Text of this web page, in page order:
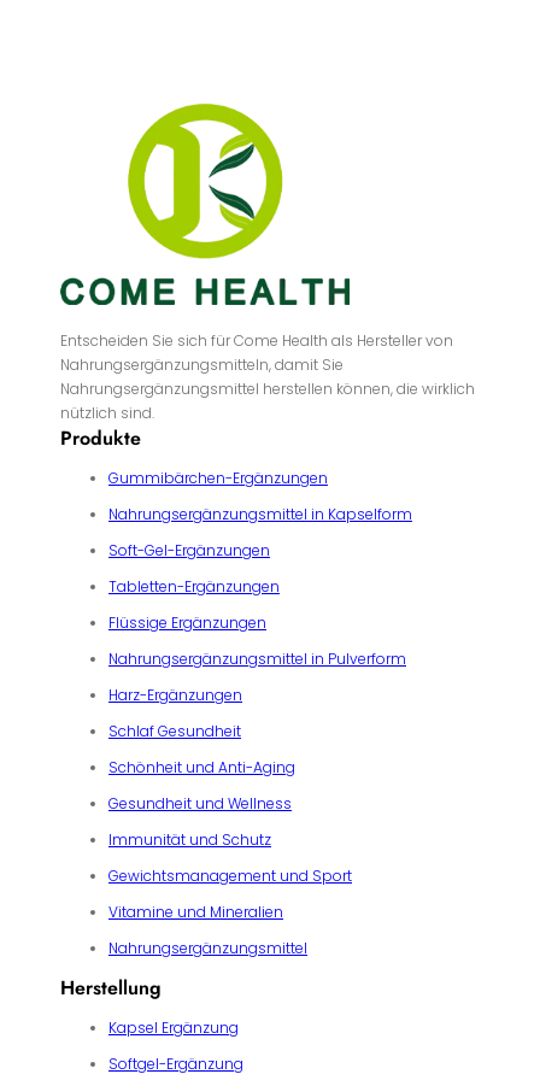
Entscheiden Sie sich für Come Health als Hersteller von
Nahrungsergänzungsmitteln, damit Sie
Nahrungsergänzungsmittel herstellen können, die wirklich
nützlich sind.
Produkte
Gummibärchen-Ergänzungen
Nahrungsergänzungsmittel in Kapselform
Soft-Gel-Ergänzungen
Tabletten-Ergänzungen
Flüssige Ergänzungen
Nahrungsergänzungsmittel in Pulverform
Harz-Ergänzungen
Schlaf Gesundheit
Schönheit und Anti-Aging
Gesundheit und Wellness
Immunität und Schutz
Gewichtsmanagement und Sport
Vitamine und Mineralien
Nahrungsergänzungsmittel
Herstellung
Kapsel Ergänzung
Softgel-Ergänzung